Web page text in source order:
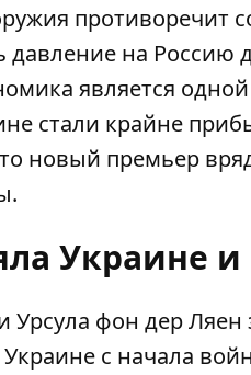
противоречит
на Россию
является
стали крайне
новый премьер
Украине
Урсула фон дер Ляен
с начала